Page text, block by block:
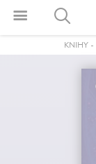
KNIHY -